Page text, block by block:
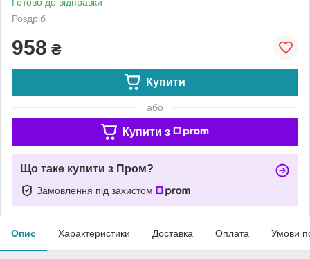
Роздріб
958 ₴
Купити
або
Купити з
Що таке купити з Пром?
Замовлення під захистом
Опис Характеристики Доставка Оплата Умови